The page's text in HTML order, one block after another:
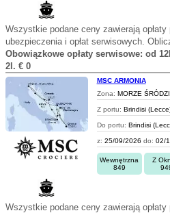
Wszystkie podane ceny zawierają
ubezpieczenia i opłat serwisowych.
Obowiązkowe opłaty serwisowe: od
2l. € 0
MSC ARMONIA
Zona: MORZE
Z portu: Brindisi
Do portu: Brindisi
z: 25/09/2026 do: 02/
Wewnętrzna
849
Z
Wszystkie podane ceny zawierają